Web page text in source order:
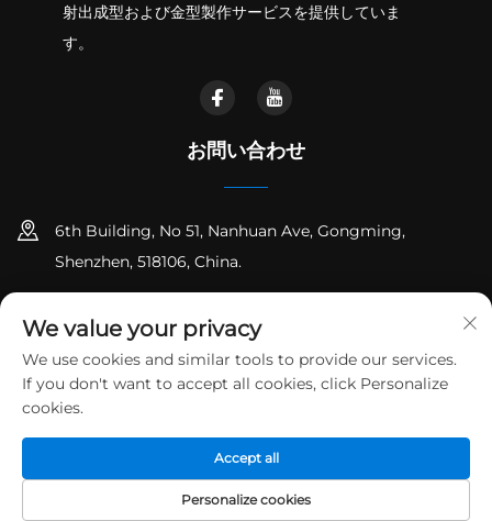
射出成型および金型製作サービスを提供していま
す。
お問い合わせ
6th Building, No 51, Nanhuan Ave, Gongming,
Shenzhen, 518106, China.
[email protected]
著作権 © 深圳市潤鵬精密五金有限公司 すべての権利を留保します プ
We value your privacy
We use cookies and similar tools to provide our services.
If you don't want to accept all cookies, click Personalize
cookies.
Personalize cookies
Accept all